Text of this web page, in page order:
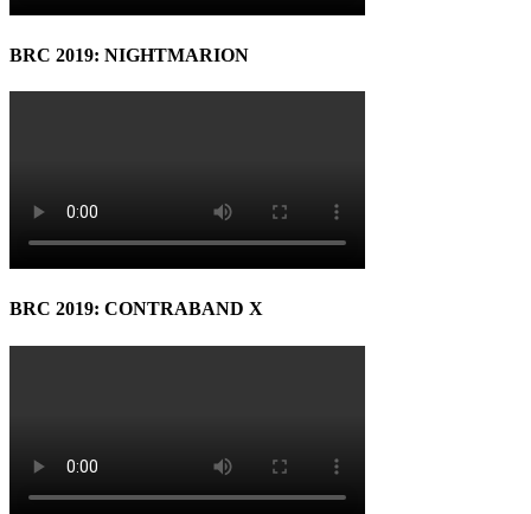
BRC 2019: NIGHTMARION
BRC 2019: CONTRABAND X